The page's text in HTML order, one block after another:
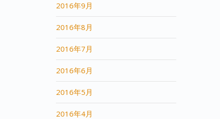
2016年9月
2016年8月
2016年7月
2016年6月
2016年5月
2016年4月